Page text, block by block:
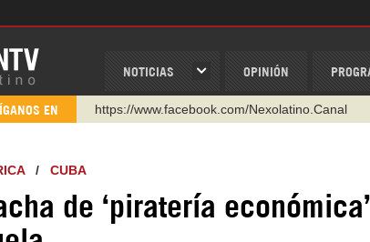
NOTICIAS OPINIÓN
EN
https://www.facebook.com/Nexolatino.Canal
https://t.me/hispantvcanal
https://urmedium.com/c/hispantv
/ CUBA
de ‘piratería